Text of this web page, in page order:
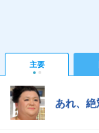
主要
あれ、